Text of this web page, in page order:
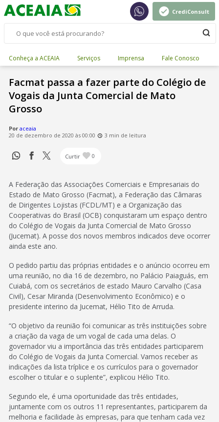
CrediConsult
Conheça a ACEAIA Serviços Imprensa Fale Conosco
Facmat passa a fazer parte do Colégio de
Vogais da Junta Comercial de Mato
Grosso
Por aceaia
20 de dezembro de 2020 às 00:00
3 min de leitura
Curtir 0
A Federação das Associações Comerciais e Empresariais do
Estado de Mato Grosso (Facmat), a Federação das Câmaras
de Dirigentes Lojistas (FCDL/MT) e a Organização das
Cooperativas do Brasil (OCB) conquistaram um espaço dentro
do Colégio de Vogais da Junta Comercial de Mato Grosso
(Jucemat). A posse dos novos membros indicados deve ocorrer
ainda este ano.
O pedido partiu das próprias entidades e o anúncio ocorreu em
uma reunião, no dia 16 de dezembro, no Palácio Paiaguás, em
Cuiabá, com os secretários de estado Mauro Carvalho (Casa
Civil), Cesar Miranda (Desenvolvimento Econômico) e o
presidente interino da Jucemat, Hélio Tito de Arruda.
“O objetivo da reunião foi comunicar as três instituições sobre
a criação da vaga de um vogal de cada uma delas. O
governador viu a importância das três entidades participarem
do Colégio de Vogais da Junta Comercial. Vamos receber as
indicações da lista tríplice e os currículos para o governador
escolher o titular e o suplente”, explicou Hélio Tito.
Segundo ele, é uma oportunidade das três entidades,
juntamente com os outros 11 representantes, participarem da
melhoria e facilidade às empresas, para que tenham cada vez